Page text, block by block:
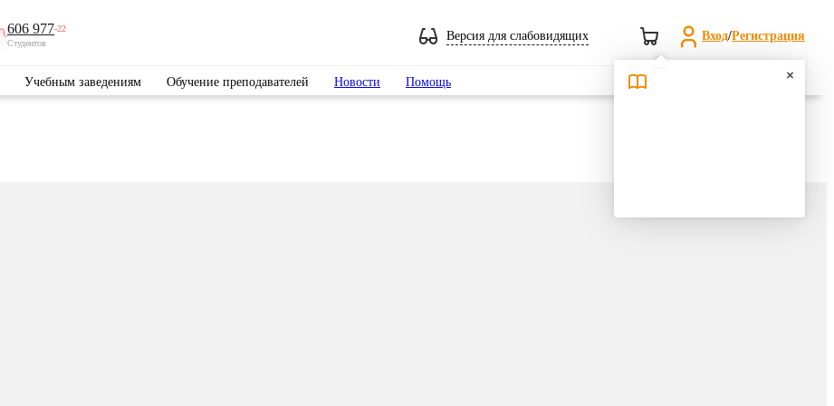
606 977-22
Студентов
Версия для слабовидящих Вход/Регистрация
Учебным заведениям Обучение преподавателей Новости Помощь Поиск